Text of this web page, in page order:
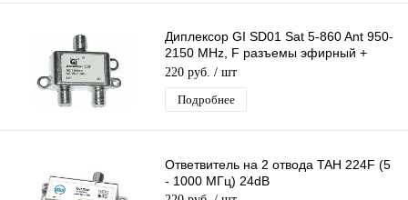
Диплексор GI SD01 Sat 5-860 Ant 950-
2150 MHz, F разъемы эфирный +
спутниковый с проходом питания 2х1
220 руб. / шт
Подробнее
Ответвитель на 2 отвода TAH 224F (5
- 1000 МГц) 24dB